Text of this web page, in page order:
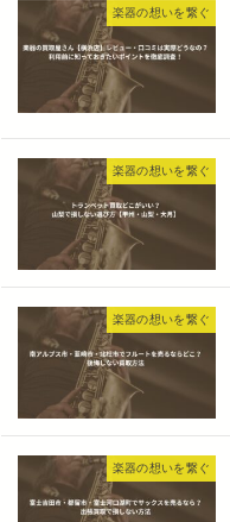
楽器の想いを繋ぐ
楽器の想いを繋ぐ
楽器の想いを繋ぐ
楽器の想いを繋ぐ